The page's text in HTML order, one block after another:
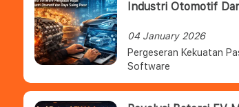
Industri Otomotif
04 January 2026
Pergeseran Kekuatan
Software